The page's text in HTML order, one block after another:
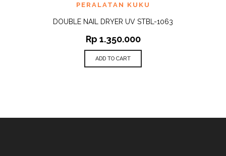
PERALATAN KUKU
DOUBLE NAIL DRYER UV STBL-1063
Rp 1.350.000
ADD TO CART